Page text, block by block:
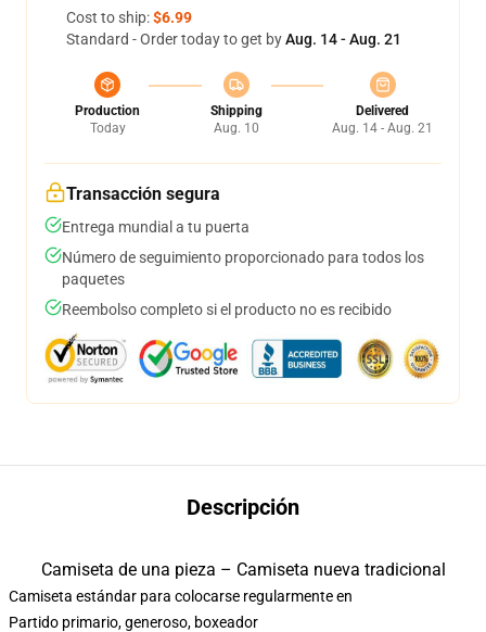
Cost to ship:$6.99
Standard - Order today to get byAug. 14 - Aug. 21
Production
Today
Shipping
Aug. 10
Delivered
Aug. 14 - Aug. 21
Transacción segura
Entrega mundial a tu puerta
Número de seguimiento proporcionado para todos los
paquetes
Reembolso completo si el producto no es recibido
Descripción
Camiseta de una pieza – Camiseta nueva tradicional
Camiseta estándar para colocarse regularmente en
Partido primario, generoso, boxeador